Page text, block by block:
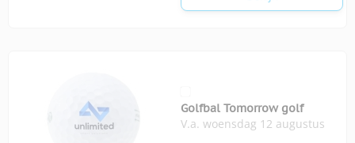
Golfbal Tomorrow golf
V.a. woensdag 12 augustus